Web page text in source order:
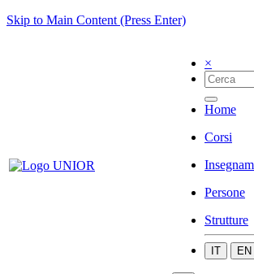
Skip to Main Content (Press Enter)
×
Home
Corsi
Persone
Strutture
IT EN